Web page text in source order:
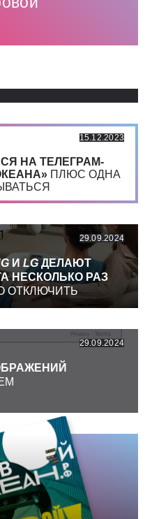
15.12.2023
НА ТЕЛЕГРАМ-
ПЛЮС ОДНА
29.09.2024
И LGДЕЛАЮТ
НЕСКОЛЬКО РАЗ
ОТКЛЮЧИТЬ
29.09.2024